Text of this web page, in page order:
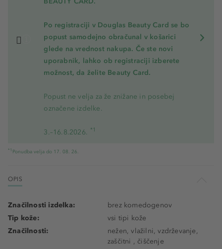
Po registraciji v Douglas Beauty Card se bo
popust samodejno obračunal v košarici
glede na vrednost nakupa. Če ste novi
uporabnik, lahko ob registraciji izberete
možnost, da želite Beauty Card.
Popust ne velja za že znižane in posebej
označene izdelke.
3.–16.8.2026. *1
*1 Ponudba velja do 17. 08. 26.
OPIS
Značilnosti izdelka:
brez komedogenov
Tip kože:
vsi tipi kože
Značilnosti:
nežen, vlažilni, vzdrževanje,
zaščitni , čiščenje